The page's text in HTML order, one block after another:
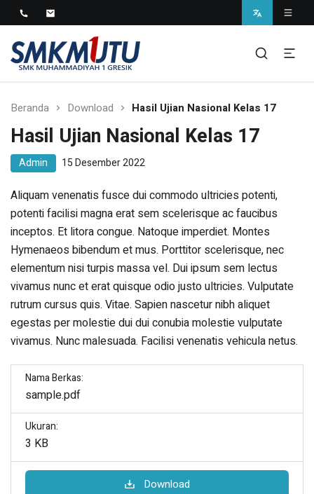
SMK Muhammadiyah 1
Gresik
Beranda Download Hasil Ujian Nasional Kelas 17
Hasil Ujian Nasional Kelas 17
Admin 15 Desember 2022
Aliquam venenatis fusce dui commodo ultricies potenti,
potenti facilisi magna erat sem scelerisque ac faucibus
inceptos. Et litora congue. Natoque imperdiet. Montes
Hymenaeos bibendum et mus. Porttitor scelerisque, nec
elementum nisi turpis massa vel. Dui ipsum sem lectus
vivamus nunc et erat quisque odio justo ultricies. Vulputate
rutrum cursus quis. Vitae. Sapien nascetur nibh aliquet
egestas per molestie dui dui conubia molestie vulputate
vivamus. Nunc malesuada. Facilisi venenatis vehicula netus.
Nama Berkas:
sample.pdf
Ukuran:
3 KB
Download